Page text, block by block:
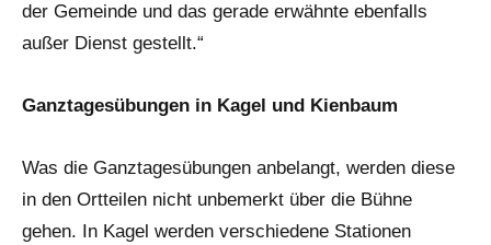
der Gemeinde und das gerade erwähnte ebenfalls
außer Dienst gestellt.“
Ganztagesübungen in Kagel und Kienbaum
Was die Ganztagesübungen anbelangt, werden diese
in den Ortteilen nicht unbemerkt über die Bühne
gehen. In Kagel werden verschiedene Stationen